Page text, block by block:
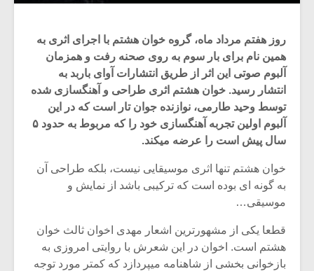
روز هفتم مرداد ماه، گروه خوان هشتم با اجرای اثری به
همین نام برای بار سوم به روی صحنه رفت و همزمان
آلبوم صوتی این اثر از طریق انتشارات آوای باربد به
انتشار رسید. خوان هشتم اثری طراحی و آهنگسازی شده
توسط وحید طارمی، نوازنده جوان تار است که در این
آلبوم اولین تجربه آهنگسازی خود را که مربوط به حدود ۵
سال پیش است را عرضه میکند.
خوان هشتم تنها اثری موسیقایی نیست، بلکه طراحی آن
به گونه ای بوده است که ترکیبی باشد از نمایش و
موسیقی…
قطعا یکی از مشهورترین اشعار مهدی اخوان ثالث خوان
هشتم است. اخوان در این شعرش با روایتی امروزی به
بازخوانی بخشی از شاهنامه میپردازد که کمتر مورد توجه